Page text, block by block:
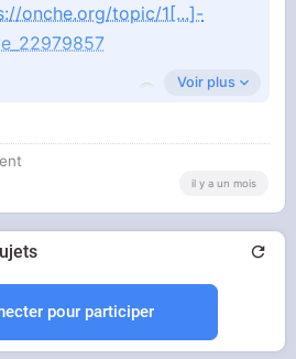
onche.org/topic/1[...]-
de la réalité, de la
mieux comme femme sale
Voir plus
il y a un mois
pour participer